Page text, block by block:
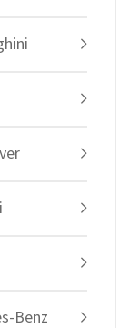
Benz